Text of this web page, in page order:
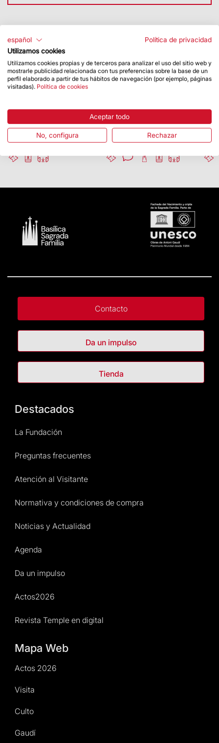
Religiosos/Religiosas
Gratis
Se podrá obtener la entrada en el acceso D. Es
imprescindible acreditar la condición correspondiente.
Promoción para residentes de la ciudad de Barcelona. Es
necesario solicitar el descuento con un mínimo de 48
de antelación escribiendo a
resident@ext.sagradafamilia.org. Es imprescindible
acreditar la condición correspondiente.
En caso de que no puedas realizar esta gestión, dirígete al
acceso para adquirir tus entradas.
La adquisición de los
servicios adicionales está sujeta a la disponibilidad
26 €
Sagrada Familia con
visita guiada y torre
40 € 36
Contacto
Da un impulso
Tienda
Destacados
La Fundación
Preguntas frecuentes
Atención al Visitante
Normativa y condiciones de compra
Noticias y Actualidad
Agenda
Da un impulso
Actos2026
Revista Temple en digital
Mapa Web
Actos 2026
Visita
Culto
Gaudí
español
Política de privacidad
Utilizamos cookies
Utilizamos cookies propias y de terceros para analizar el uso del sitio web y
mostrarle publicidad relacionada con tus preferencias sobre la base de un
perfil elaborado a partir de tus hábitos de navegación (por ejemplo, páginas
visitadas). Política de cookies
Aceptar todo
No, configura Rechazar